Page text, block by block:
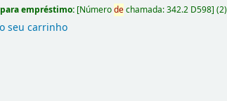
empréstimo: [Númerodechamada:342.2 D598]
seu carrinho